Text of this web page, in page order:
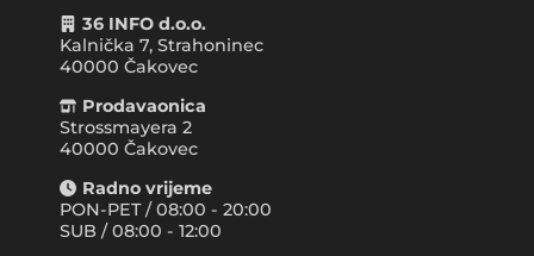
36 INFO d.o.o.
Kalnička 7, Strahoninec
40000 Čakovec
Prodavaonica
Strossmayera 2
40000 Čakovec
Radno vrijeme
PON-PET / 08:00 - 20:00
SUB / 08:00 - 12:00